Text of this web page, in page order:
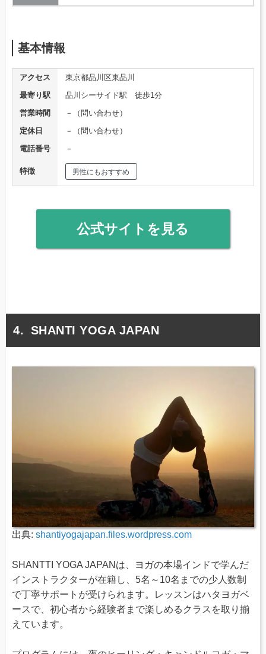
基本情報
アクセス
東京都品川区東品川
最寄り駅
品川シーサイド駅 徒歩1分
営業時間
－（問い合わせ）
定休日
－（問い合わせ）
電話番号
－
特徴 男性にもおすすめ
公式サイトを見る
SHANTI YOGA JAPAN
出典: shantiyogajapan.files.wordpress.com
SHANTTI YOGA JAPANは、ヨガの本場インドで学んだ
インストラクターが在籍し、5名～10名までの少人数制
で丁寧サポートが受けられます。レッスンはハタヨガベ
ースで、初心者から経験者まで楽しめるクラスを取り揃
えています。